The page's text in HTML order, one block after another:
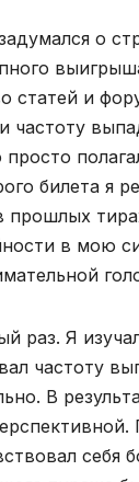
о
статей и
частоту
билета я
прошлых
в мою
раз. Я
частоту
В
себя